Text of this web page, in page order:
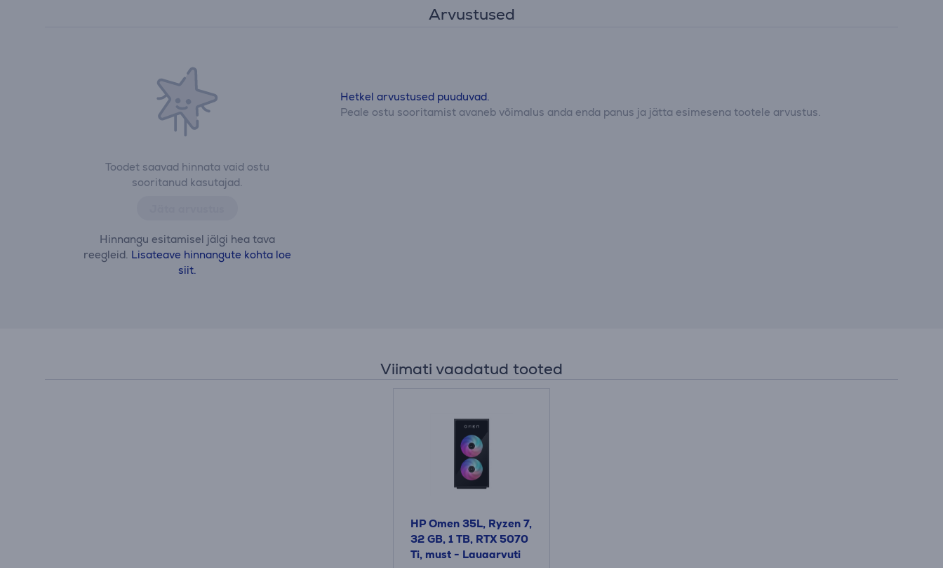
Arvustused
Toodet saavad hinnata vaid ostu
sooritanud kasutajad.
Hinnangu esitamisel jälgi hea tava
reegleid. Lisateave hinnangute kohta loe
siit.
Hetkel arvustused puuduvad.
Peale ostu sooritamist avaneb võimalus anda enda panus ja jätta esimesena tootele arvustus.
Viimati vaadatud tooted
HP Omen 35L, Ryzen 7,
32 GB, 1 TB, RTX 5070
Ti, must - Lauaarvuti